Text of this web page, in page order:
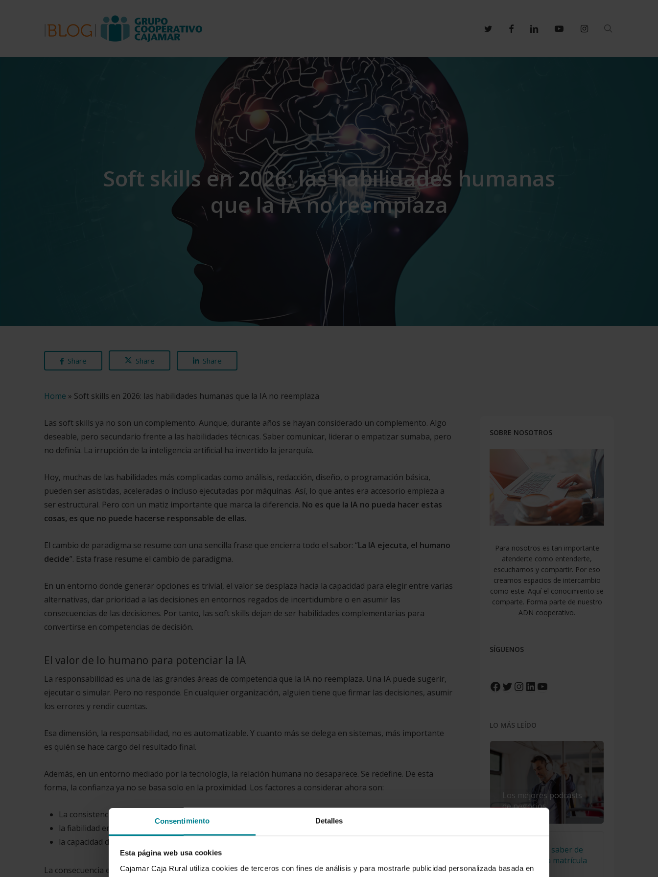
Consentimiento Detalles
Esta página web usa cookies
Cajamar Caja Rural utiliza cookies de terceros con fines de análisis y para mostrarle publicidad personalizada basada en
twitter facebooklinkedin youtube instagram
Soft skills en 2026: las habilidades humanas
que la IA no reemplaza
Share Share Share
Home » Soft skills en 2026: las habilidades humanas que la IA no reemplaza
Las soft skills ya no son un complemento. Aunque, durante años se hayan considerado un complemento. Algo
deseable, pero secundario frente a las habilidades técnicas. Saber comunicar, liderar o empatizar sumaba, pero
no definía. La irrupción de la inteligencia artificial ha invertido la jerarquía.
Hoy, muchas de las habilidades más complicadas como análisis, redacción, diseño, o programación básica,
pueden ser asistidas, aceleradas o incluso ejecutadas por máquinas. Así, lo que antes era accesorio empieza a
ser estructural. Pero con un matiz importante que marca la diferencia. No es que la IA no pueda hacer estas
cosas, es que no puede hacerse responsable de ellas.
El cambio de paradigma se resume con una sencilla frase que encierra todo el sabor: “La IA ejecuta, el humano
decide”. Esta frase resume el cambio de paradigma.
En un entorno donde generar opciones es trivial, el valor se desplaza hacia la capacidad para elegir entre varias
alternativas, dar prioridad a las decisiones en entornos regados de incertidumbre o en asumir las
consecuencias de las decisiones. Por tanto, las soft skills dejan de ser habilidades complementarias para
convertirse en competencias de decisión.
El valor de lo humano para potenciar la IA
La responsabilidad es una de las grandes áreas de competencia que la IA no reemplaza. Una IA puede sugerir,
ejecutar o simular. Pero no responde. En cualquier organización, alguien tiene que firmar las decisiones, asumir
los errores y rendir cuentas.
Esa dimensión, la responsabilidad, no es automatizable. Y cuanto más se delega en sistemas, más importante
es quién se hace cargo del resultado final.
Además, en un entorno mediado por la tecnología, la relación humana no desaparece. Se redefine. De esta
forma, la confianza ya no se basa solo en la proximidad. Los factores a considerar ahora son:
La consistencia en el tiempo,
la fiabilidad en la ejecución, y
la capacidad de escuchar y ajustar.
La consecuencia es que las organizaciones no solo compiten por eficiencia, sino por credibilidad.
SOBRE NOSOTROS
Para nosotros es tan importante
atenderte como entenderte,
escucharnos y compartir. Por eso
creamos espacios de intercambio
como este. Aquí el conocimiento se
comparte. Forma parte de nuestro
ADN cooperativo.
SÍGUENOS
Facebook
Twitter
Instagram
LinkedIn
YouTube
LO MÁS LEÍDO
Los mejores podcasts
de negocios
El truco para saber de
qué año es la matrícula
de un coche